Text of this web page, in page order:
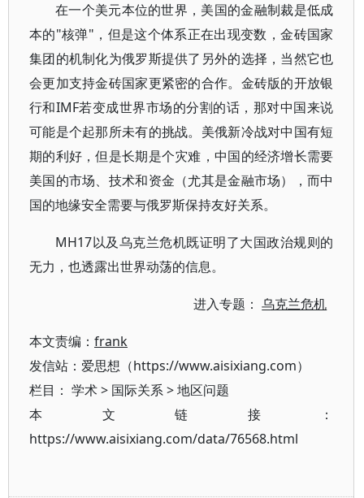
在一个美元本位的世界，美国的金融制裁是低成
本的"核弹"，但是这个体系正在出现变数，金砖国家
集团的机制化为俄罗斯提供了另外的选择，当然它也
会更加支持金砖国家更紧密的合作。金砖版的开放银
行和IMF若变成世界市场的分割的话，那对中国来说
可能是个起那所未有的挑战。美俄新冷战对中国有短
期的利好，但是长期是个灾难，中国的经济增长需要
美国的市场、技术和资金（尤其是金融市场），而中
国的地缘安全需要与俄罗斯保持友好关系。
MH17以及乌克兰危机既证明了大国政治规则的
无力，也透露出世界动荡的信息。
进入专题：乌克兰危机
本文责编： frank
发信站：爱思想（https://www.aisixiang.com）
栏目： 学术> 国际关系>地区问题
本文链接：
https://www.aisixiang.com/data/76568.html